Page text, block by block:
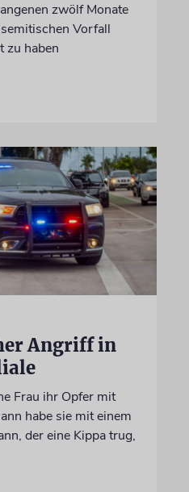
zwölf Monate
Vorfall
zu haben
Angriff in
Frau ihr Opfer mit
habe sie mit einem
der eine Kippa trug,